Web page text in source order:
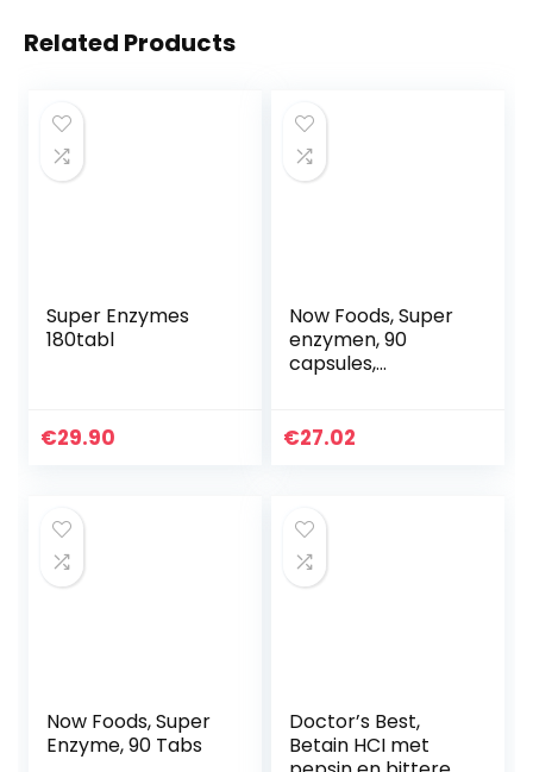
Related Products
Super Enzymes
180tabl
€29.90
Now Foods, Super
enzymen, 90
capsules,
€27.02
Now Foods, Super
Enzyme, 90 Tabs
Doctor’s Best,
Betain HCI met